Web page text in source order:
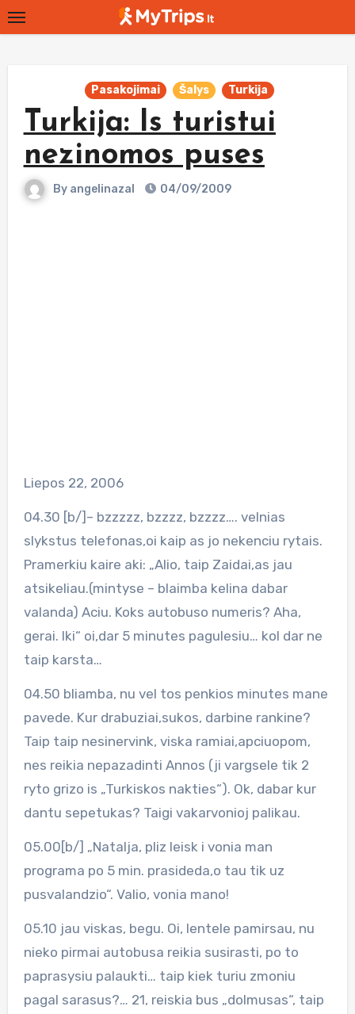
Skip
to
Pasakojimai Šalys Turkija
Turkija: Is turistui
nezinomos puses
By angelinazal 04/09/2009
Liepos 22, 2006
04.30 [b/]– bzzzzz, bzzzz, bzzzz…. velnias
slykstus telefonas,oi kaip as jo nekenciu rytais.
Pramerkiu kaire aki: „Alio, taip Zaidai,as jau
atsikeliau.(mintyse – blaimba kelina dabar
valanda) Aciu. Koks autobuso numeris? Aha,
gerai. Iki“ oi,dar 5 minutes pagulesiu… kol dar ne
taip karsta…
04.50 bliamba, nu vel tos penkios minutes mane
pavede. Kur drabuziai,sukos, darbine rankine?
Taip taip nesinervink, viska ramiai,apciuopom,
nes reikia nepazadinti Annos (ji vargsele tik 2
ryto grizo is „Turkiskos nakties“). Ok, dabar kur
dantu sepetukas? Taigi vakarvonioj palikau.
05.00[b/] „Natalja, pliz leisk i vonia man
programa po 5 min. prasideda,o tau tik uz
pusvalandzio“. Valio, vonia mano!
05.10 jau viskas, begu. Oi, lentele pamirsau, nu
nieko pirmai autobusa reikia susirasti, po to
paprasysiu palaukti… taip kiek turiu zmoniu
pagal sarasus?… 21, reiskia bus „dolmusas“, taip